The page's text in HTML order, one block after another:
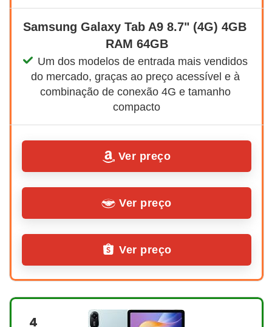
Samsung Galaxy Tab A9 8.7" (4G) 4GB
RAM 64GB
Um dos modelos de entrada mais vendidos
do mercado, graças ao preço acessível e à
combinação de conexão 4G e tamanho
compacto
Ver preço
Ver preço
Ver preço
4